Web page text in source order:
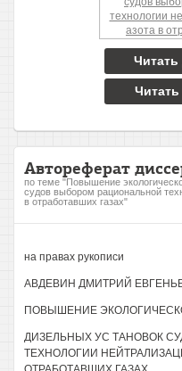
Автореферат
по теме "Повышение
судов выбором рациональной
в отработавших газах"
на правах рукописи
АВДЕВИН ДМИТРИЙ
ПОВЫШЕНИЕ
ДИЗЕЛЬНЫХ УС ТАНОВОК
ТЕХНОЛОГИИ